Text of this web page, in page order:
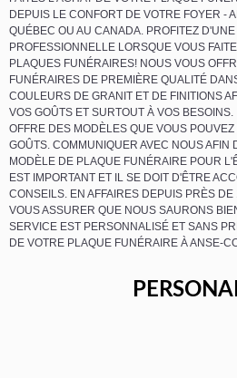
DEPUIS LE CONFORT DE VOTRE FOYER -
QUÉBEC OU AU CANADA. PROFITEZ
PROFESSIONNELLE LORSQUE VOUS
PLAQUES FUNÉRAIRES! NOUS VOUS
FUNÉRAIRES DE PREMIÈRE QUALITÉ
COULEURS DE GRANIT ET DE FINITIONS
VOS GOÛTS ET SURTOUT À VOS
OFFRE DES MODÈLES QUE VOUS
GOÛTS. COMMUNIQUER AVEC NOUS AFIN
MODÈLE DE PLAQUE FUNÉRAIRE POUR
EST IMPORTANT ET IL SE DOIT D'ÊTRE
CONSEILS. EN AFFAIRES DEPUIS PRÈS
VOUS ASSURER QUE NOUS SAURONS
SERVICE EST PERSONNALISÉ ET SANS
DE VOTRE PLAQUE FUNÉRAIRE À ANSE-